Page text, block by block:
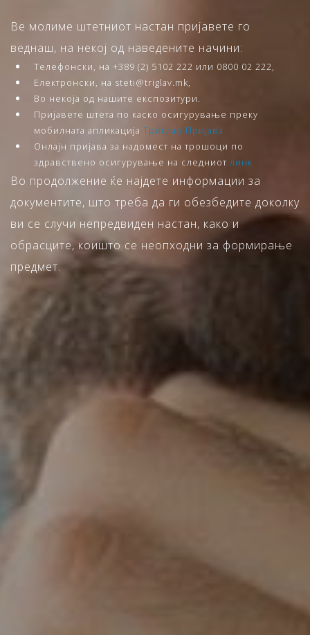
Ве молиме штетниот настан пријавете го
веднаш, на некој од наведените начини:
Телефонски, на +389 (2) 5102 222 или 0800 02 222,
Електронски, на steti@triglav.mk,
Во некоја од нашите експозитури.
Пријавете штета по каско осигурување преку
мобилната апликација Триглав Пријава
Онлајн пријава за надомест на трошоци по
здравствено осигурување на следниот линк
Во продолжение ќе најдете информации за
документите, што треба да ги обезбедите доколку
ви се случи непредвиден настан, како и
обрасците, коишто се неопходни за формирање
предмет.